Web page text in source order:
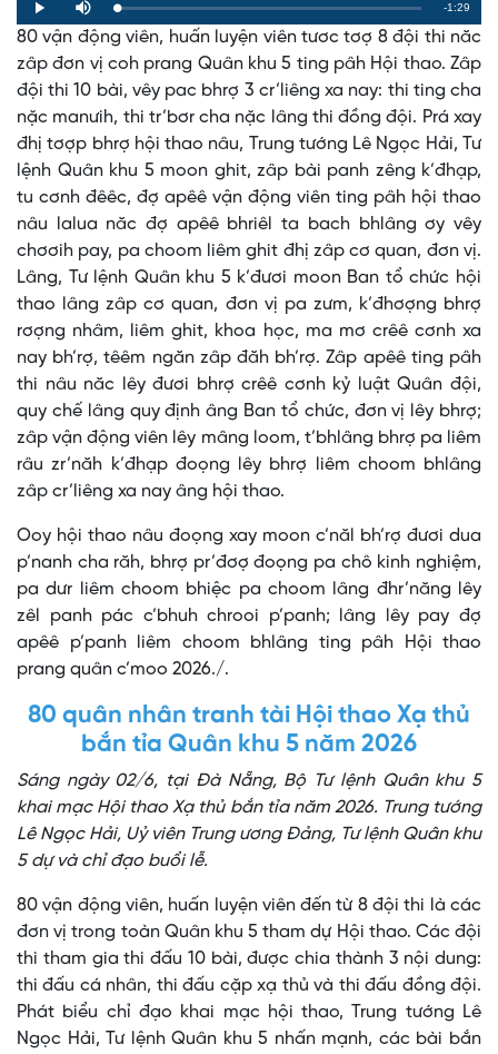
Play Mute Loaded:
0%
Progress:
0%
Remaining
Time
-1:29
80 vận động viên, huấn luyện viên tươc tơợ 8 đội thi năc
zâp đơn vị coh prang Quân khu 5 ting pâh Hội thao. Zâp
đội thi 10 bài, vêy pac bhrợ 3 cr’liêng xa nay: thi ting cha
nặc manưih, thi tr’bơr cha nặc lâng thi đồng đội. Prá xay
đhị tơợp bhrợ hội thao nâu, Trung tướng Lê Ngọc Hải, Tư
lệnh Quân khu 5 moon ghit, zâp bài panh zêng k’đhạp,
tu cơnh đêêc, đợ apêê vận động viên ting pâh hội thao
nâu lalua năc đợ apêê bhriêl ta bach bhlâng ơy vêy
chơơih pay, pa choom liêm ghit đhị zâp cơ quan, đơn vị.
Lâng, Tư lệnh Quân khu 5 k’đươi moon Ban tổ chức hội
thao lâng zâp cơ quan, đơn vị pa zưm, k’đhơợng bhrợ
rơợng nhâm, liêm ghit, khoa học, ma mơ crêê cơnh xa
nay bh’rợ, têêm ngăn zâp đăh bh’rợ. Zâp apêê ting pâh
thi nâu năc lêy đươi bhrợ crêê cơnh kỷ luật Quân đội,
quy chế lâng quy định âng Ban tổ chức, đơn vị lêy bhrợ;
zâp vận động viên lêy mâng loom, t’bhlâng bhrợ pa liêm
râu zr’năh k’đhạp đoọng lêy bhrợ liêm choom bhlâng
zâp cr’liêng xa nay âng hội thao.
Ooy hội thao nâu đoọng xay moon c’năl bh’rợ đươi dua
p’nanh cha răh, bhrợ pr’đơợ đoọng pa chô kinh nghiệm,
pa dưr liêm choom bhiệc pa choom lâng đhr’năng lêy
zêl panh pác c’bhuh chrooi p’panh; lâng lêy pay đợ
apêê p’panh liêm choom bhlâng ting pâh Hội thao
prang quân c’moo 2026./.
80 quân nhân tranh tài Hội thao Xạ thủ
bắn tỉa Quân khu 5 năm 2026
Sáng ngày 02/6, tại Đà Nẵng, Bộ Tư lệnh Quân khu 5
khai mạc Hội thao Xạ thủ bắn tỉa năm 2026. Trung tướng
Lê Ngọc Hải, Uỷ viên Trung ương Đảng, Tư lệnh Quân khu
5 dự và chỉ đạo buổi lễ.
80 vận động viên, huấn luyện viên đến từ 8 đội thi là các
đơn vị trong toàn Quân khu 5 tham dự Hội thao. Các đội
thi tham gia thi đấu 10 bài, được chia thành 3 nội dung:
thi đấu cá nhân, thi đấu cặp xạ thủ và thi đấu đồng đội.
Phát biểu chỉ đạo khai mạc hội thao, Trung tướng Lê
Ngọc Hải, Tư lệnh Quân khu 5 nhấn mạnh, các bài bắn